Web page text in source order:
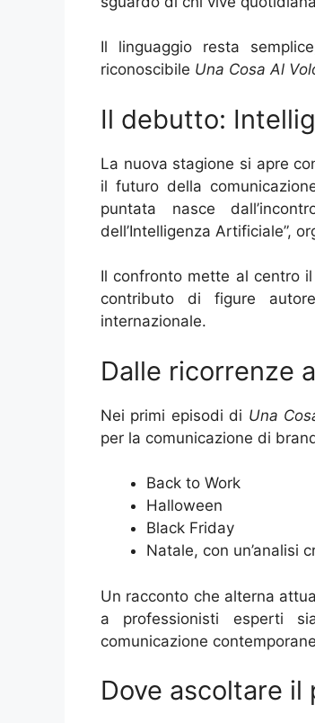
Il linguaggio resta
riconoscibile Una Cosa Al
Il debutto:
La nuova stagione si apre
il futuro della
puntata nasce
dell’Intelligenza Artificiale”,
Il confronto mette al centro
contributo di figure
internazionale.
Dalle ricorrenze
Nei primi episodi di Una
per la comunicazione di
Back to Work
Halloween
Black Friday
Natale, con un’analisi
Un racconto che alterna
a professionisti esperti
comunicazione
Dove ascoltare il